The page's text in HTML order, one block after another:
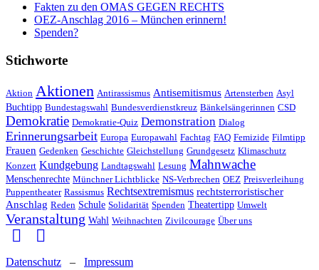
Fakten zu den OMAS GEGEN RECHTS
OEZ-Anschlag 2016 – München erinnern!
Spenden?
Stichworte
Aktion Aktionen Antirassismus Antisemitismus Artensterben Asyl
Buchtipp Bundestagswahl Bundesverdienstkreuz Bänkelsängerinnen CSD
Demokratie Demokratie-Quiz Demonstration Dialog
Erinnerungsarbeit Europa Europawahl Fachtag FAQ Femizide Filmtipp
Frauen Gedenken Geschichte Gleichstellung Grundgesetz Klimaschutz
Konzert Kundgebung Landtagswahl Lesung Mahnwache
Menschenrechte Münchner Lichtblicke NS-Verbrechen OEZ Preisverleihung
Puppentheater Rassismus Rechtsextremismus rechtsterroristischer
Anschlag Reden Schule Solidarität Spenden Theatertipp Umwelt
Veranstaltung Wahl Weihnachten Zivilcourage Über uns
Datenschutz – Impressum